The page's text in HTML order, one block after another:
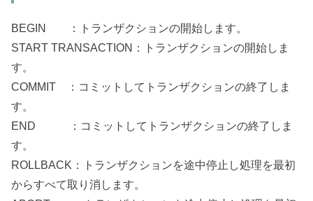
BEGIN ：トランザクションの開始します。
START TRANSACTION：トランザクションの開始しま
す。
COMMIT ：コミットしてトランザクションの終了しま
す。
END ：コミットしてトランザクションの終了しま
す。
ROLLBACK：トランザクションを途中停止し処理を最初
からすべて取り消します。